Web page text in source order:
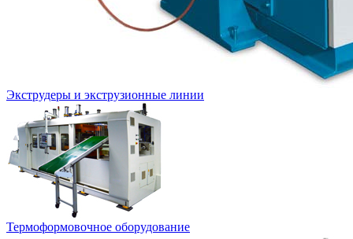
Экструдеры и экструзионные линии
Термоформовочное оборудование